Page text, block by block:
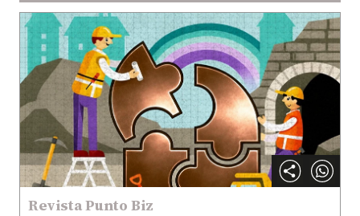
Revista Punto Biz